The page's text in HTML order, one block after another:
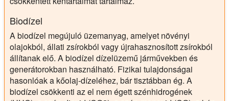
Biodízel
A biodízel megújuló üzemanyag, amelyet növényi
olajokból, állati zsírokból vagy újrahasznosított zsírokból
állítanak elő. A biodízel dízelüzemű járművekben és
generátorokban használható. Fizikai tulajdonságai
hasonlóak a kőolaj-dízeléhez, bár tisztábban ég. A
biodízel csökkenti az el nem égett szénhidrogének